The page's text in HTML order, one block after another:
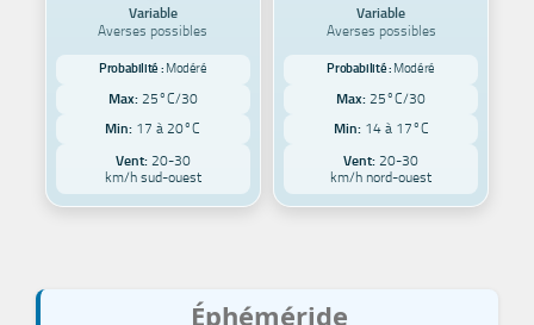
Variable
Averses possibles
Probabilité : Modéré
Max: 25°C/30
Min: 17 à 20°C
Vent:20-30
km/h sud-ouest
Variable
Averses possibles
Probabilité : Modéré
Max: 25°C/30
Min: 14 à 17°C
Vent: 20-30
km/h nord-ouest
Éphéméride